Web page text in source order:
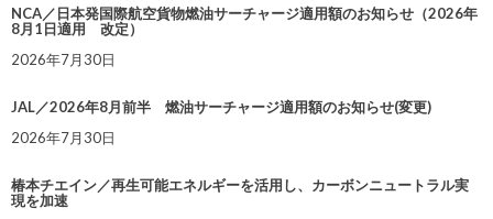
NCA／日本発国際航空貨物燃油サーチャージ適用額のお知らせ（2026年
8月1日適用 改定）
2026年7月30日
JAL／2026年8月前半 燃油サーチャージ適用額のお知らせ(変更)
2026年7月30日
椿本チエイン／再生可能エネルギーを活用し、カーボンニュートラル実
現を加速